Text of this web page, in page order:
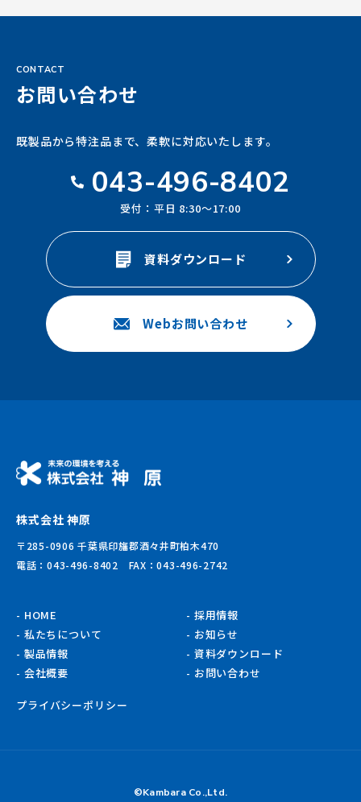
CONTACT
お問い合わせ
既製品から特注品まで、柔軟に対応いたします。
043-496-8402
受付：平日 8:30～17:00
資料ダウンロード
Webお問い合わせ
株式会社 神原
〒285-0906 千葉県印旛郡酒々井町柏木470
電話：043-496-8402 FAX：043-496-2742
HOME
私たちについて
製品情報
会社概要
採用情報
お知らせ
資料ダウンロード
お問い合わせ
プライバシーポリシー
©Kambara Co.,Ltd.